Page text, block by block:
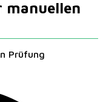
manuellen
Prüfung